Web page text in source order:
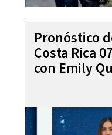
Pronóstico
Costa Rica
con Emily